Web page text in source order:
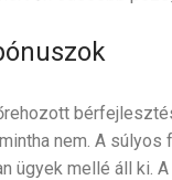
nem. A súlyos
ügyek mellé áll ki.